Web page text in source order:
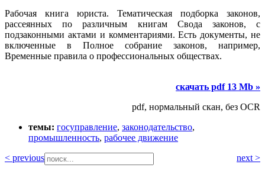
Рабочая книга юриста. Тематическая подборка законов,
рассеянных по различным книгам Свода законов, с
подзаконными актами и комментариями. Есть документы, не
включенные в Полное собрание законов, например,
Временные правила о профессиональных обществах.
скачать pdf 13 Mb »
pdf, нормальный скан, без OCR
темы: госуправление, законодательство,
промышленность, рабочее движение
< previous
next >